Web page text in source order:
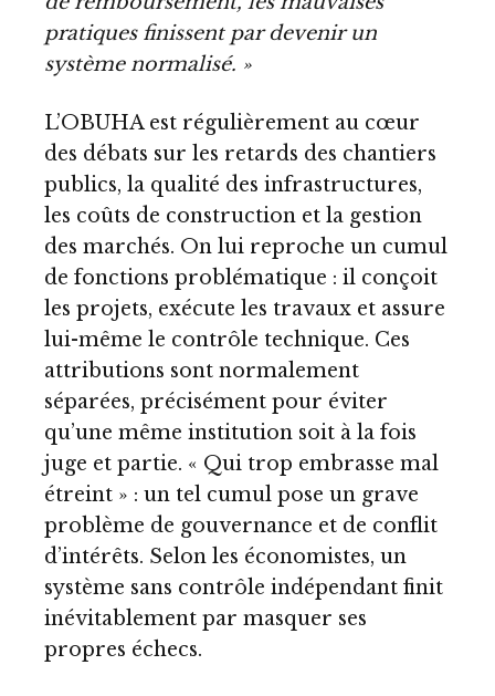
pratiques finissent par devenir un
système normalisé. »
L’OBUHA est régulièrement au cœur
des débats sur les retards des chantiers
publics, la qualité des infrastructures,
les coûts de construction et la gestion
des marchés. On lui reproche un cumul
de fonctions problématique : il conçoit
les projets, exécute les travaux et assure
lui-même le contrôle technique. Ces
attributions sont normalement
séparées, précisément pour éviter
qu’une même institution soit à la fois
juge et partie. « Qui trop embrasse mal
étreint » : un tel cumul pose un grave
problème de gouvernance et de conflit
d’intérêts. Selon les économistes, un
système sans contrôle indépendant finit
inévitablement par masquer ses
propres échecs.